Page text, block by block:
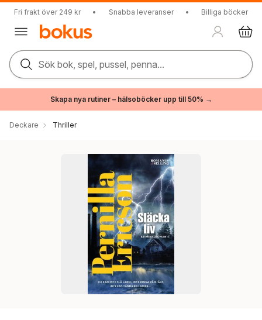
Fri frakt över 249 kr • Snabba leveranser • Billiga böcker
Sök bok, spel, pussel, penna...
Skapa nya rutiner – hälsoböcker upp till 50% →
Deckare Thriller